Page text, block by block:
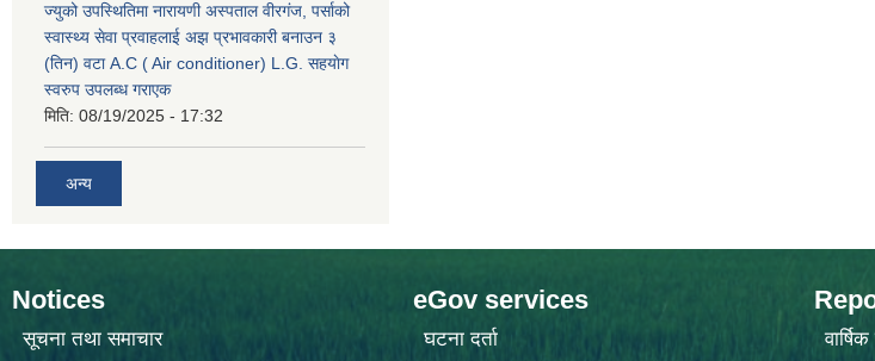
ज्युको उपस्थितिमा नारायणी अस्पताल वीरगंज, पर्साको
स्वास्थ्य सेवा प्रवाहलाई अझ प्रभावकारी बनाउन ३
(तिन) वटा A.C ( Air conditioner) L.G. सहयाेग
स्वरुप उपलब्ध गराएक
मिति: 08/19/2025 - 17:32
अन्य
Notices
सूचना तथा समाचार
eGov services
घटना दर्ता